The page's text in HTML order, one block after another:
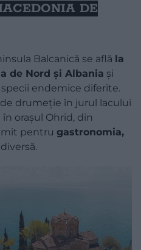
DE
Balcanică se află la
de Nord și Albania și
endemice diferite.
drumeție în jurul lacului
orașul Ohrid, din
pentru gastronomia,